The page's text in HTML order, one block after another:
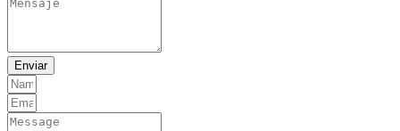
Enviar